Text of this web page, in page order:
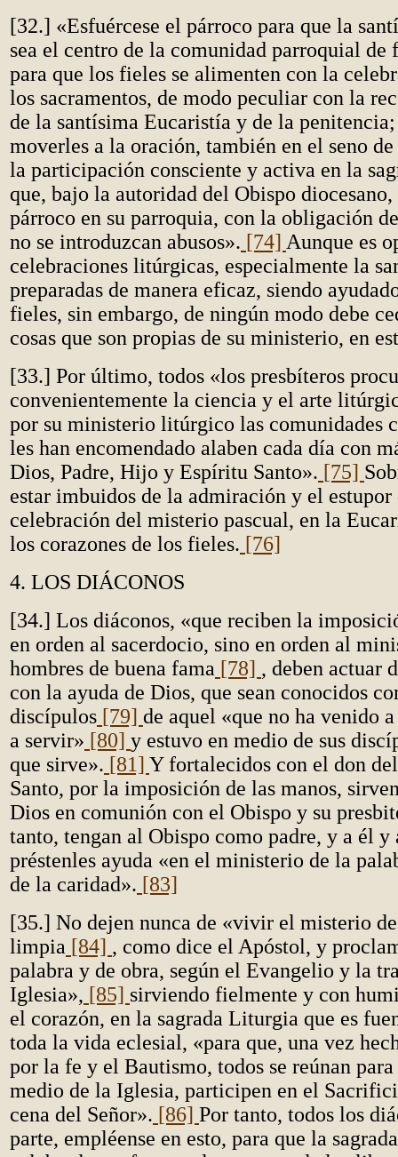
[32.] «Esfuércese el párroco para que la
sea el centro de la comunidad parroquial de
para que los fieles se alimenten con la
los sacramentos, de modo peculiar con la
de la santísima Eucaristía y de la
moverles a la oración, también en el seno
la participación consciente y activa en la
que, bajo la autoridad del Obispo
párroco en su parroquia, con la obligación
no se introduzcan abusos». [74] Aunque es
celebraciones litúrgicas, especialmente la
preparadas de manera eficaz, siendo
fieles, sin embargo, de ningún modo debe
cosas que son propias de su ministerio, en
[33.] Por último, todos «los presbíteros
convenientemente la ciencia y el arte
por su ministerio litúrgico las comunidades
les han encomendado alaben cada día con
Dios, Padre, Hijo y Espíritu Santo». [75]
estar imbuidos de la admiración y el estupor
celebración del misterio pascual, en la
los corazones de los fieles. [76]
4. LOS DIÁCONOS
[34.] Los diáconos, «que reciben la
en orden al sacerdocio, sino en orden al
hombres de buena fama [78] , deben actuar
con la ayuda de Dios, que sean conocidos
discípulos [79] de aquel «que no ha venido
a servir» [80] y estuvo en medio de sus
que sirve». [81] Y fortalecidos con el don
Santo, por la imposición de las manos,
Dios en comunión con el Obispo y su
tanto, tengan al Obispo como padre, y a él y
préstenles ayuda «en el ministerio de la
de la caridad». [83]
[35.] No dejen nunca de «vivir el misterio
limpia [84] , como dice el Apóstol, y
palabra y de obra, según el Evangelio y la
Iglesia», [85] sirviendo fielmente y con
el corazón, en la sagrada Liturgia que es
toda la vida eclesial, «para que, una vez
por la fe y el Bautismo, todos se reúnan
medio de la Iglesia, participen en el
cena del Señor». [86] Por tanto, todos los
parte, empléense en esto, para que la